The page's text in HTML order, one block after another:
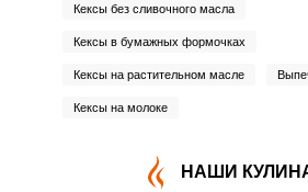
Кексы без сливочного масла
Кексы в бумажных формочках
Кексы на растительном масле
Кексы на молоке
НАШИ